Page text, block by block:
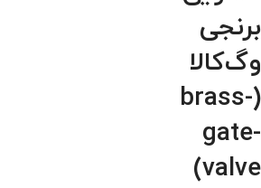
برنجی
وگ‌کالا
(brass-
gate-
valve)